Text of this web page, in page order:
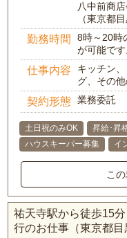
八中前商
（東京都
勤務時間
8時～20時
が可能で
仕事内容
キッチン
グ、その
契約形態 業務委託
土日祝のみOK 昇給･昇
ハウスキーパー募集
イ
こ
祐天寺駅から徒歩15
行のお仕事（東京都目